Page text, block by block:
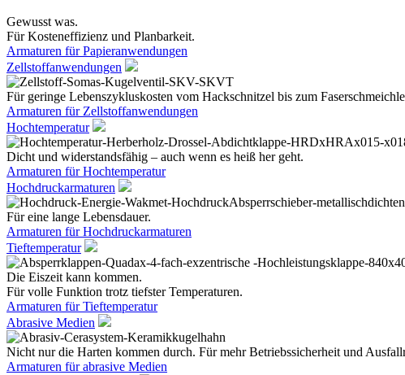
Gewusst was.
Für Kosteneffizienz und Planbarkeit.
Armaturen für Papieranwendungen
Zellstoffanwendungen
Für geringe Lebenszykluskosten vom Hackschnitzel bis zum
Armaturen für Zellstoffanwendungen
Hochtemperatur
Dicht und widerstandsfähig – auch wenn es heiß her geht.
Armaturen für Hochtemperatur
Hochdruckarmaturen
Für eine lange Lebensdauer.
Armaturen für Hochdruckarmaturen
Tieftemperatur
Die Eiszeit kann kommen.
Für volle Funktion trotz tiefster Temperaturen.
Armaturen für Tieftemperatur
Abrasive Medien
Nicht nur die Harten kommen durch. Für mehr Betriebssicherheit und
Armaturen für abrasive Medien